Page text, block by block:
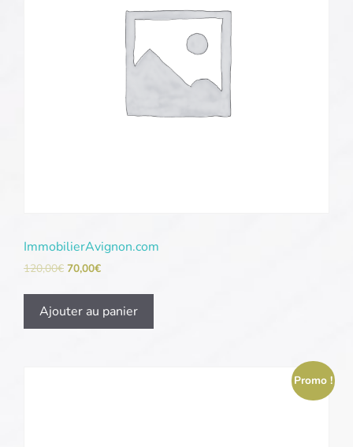
ImmobilierAvignon.com
120,00€ 70,00€
Ajouter au panier
Promo !